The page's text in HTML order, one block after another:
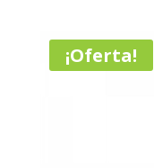
¡Oferta!